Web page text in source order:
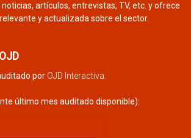
artículos, entrevistas, TV, etc. y ofrece
y actualizada sobre el sector.
por OJD Interactiva.
último mes auditado disponible):